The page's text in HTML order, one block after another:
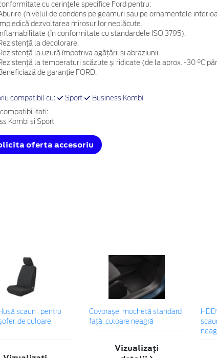
cu cerințele specifice Ford pentru:
(nivelul de condens pe geamuri sau pe ornamentele
Împiedică dezvoltarea mirosurilor neplăcute.
Inflamabilitate (în conformitate cu standardele ISO 3795).
la decolorare.
la uzură împotriva agățării și abraziunii.
la temperaturi scăzute și ridicate (de la aprox. -30 °C
de garanție FORD.
compatibil cu: Sport Business Kombi
Kombi și Sport
oferta accesoriu
scaun , pentru
de culoare
Covoraşe, mochetă standard
faţă, culoare neagră
Vizualizați